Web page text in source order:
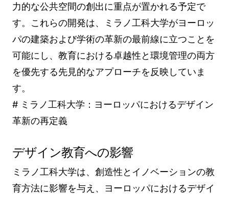
力的な公共空間の創出に重点が置かれる予定で
す。これらの開発は、ミラノ工科大学がヨーロッ
パの建築および学術の革新の最前線に立つことを
可能にし、教育における卓越性と環境管理の両方
を優先する先見的なアプローチを反映していま
す。
# ミラノ工科大学：ヨーロッパにおけるデザイン
革新の再定義
デザイン教育への影響
ミラノ工科大学は、創造性とイノベーションの教
育方法に影響を与え、ヨーロッパにおけるデザイ